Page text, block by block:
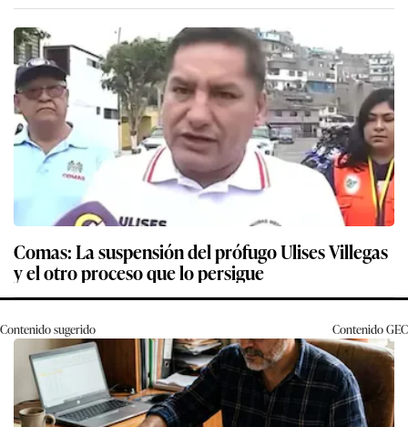
Comas: La suspensión del prófugo Ulises Villegas
y el otro proceso que lo persigue
Contenido sugerido ContenidoGEC